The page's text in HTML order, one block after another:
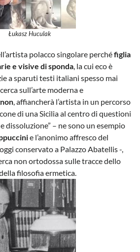
Łukasz Huculak
polacco singolare perchéfiglia
e visive di sponda, la cui eco è
a sparuti testi italiani spesso mai
sull’arte moderna e
, affiancherà l’artista in un percorso
di una Sicilia al centro di questioni
dissoluzione” – ne sono un esempio
e l’anonimo affresco del
conservato a Palazzo Abatellis -,
non ortodossa sulle tracce dello
filosofia ermetica.